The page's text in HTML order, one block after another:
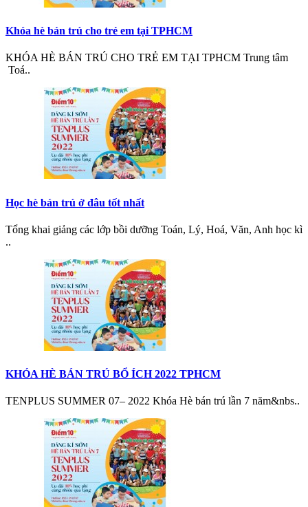
Khóa hè bán trú cho trẻ em tại TPHCM
KHÓA HÈ BÁN TRÚ CHO TRẺ EM TẠI TPHCM Trung tâm
Toá..
Học hè bán trú ở đâu tốt nhất
Tổng khai giảng các lớp bồi dưỡng Toán, Lý, Hoá, Văn, Anh học kì
..
KHÓA HÈ BÁN TRÚ BỔ ÍCH 2022 TPHCM
TENPLUS SUMMER 07– 2022 Khóa Hè bán trú lần 7 năm&nbs..